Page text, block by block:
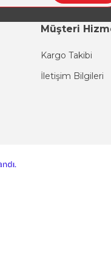
Müşteri
Kargo Takibi
İletişim Bilgileri